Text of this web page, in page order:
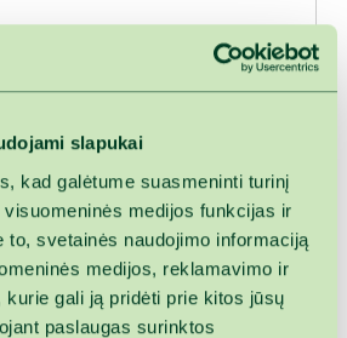
slapukai
kad galėtume suasmeninti turinį
medijos funkcijas ir
to, svetainės naudojimo informaciją
medijos, reklamavimo ir
gali ją pridėti prie kitos jūsų
paslaugas surinktos